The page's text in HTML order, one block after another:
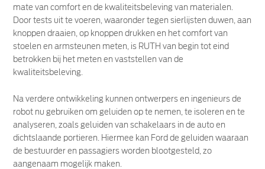
mate van comfort en de kwaliteitsbeleving van materialen.
Door tests uit te voeren, waaronder tegen sierlijsten duwen, aan
knoppen draaien, op knoppen drukken en het comfort van
stoelen en armsteunen meten, is RUTH van begin tot eind
betrokken bij het meten en vaststellen van de
kwaliteitsbeleving.
Na verdere ontwikkeling kunnen ontwerpers en ingenieurs de
robot nu gebruiken om geluiden op te nemen, te isoleren en te
analyseren, zoals geluiden van schakelaars in de auto en
dichtslaande portieren. Hiermee kan Ford de geluiden waaraan
de bestuurder en passagiers worden blootgesteld, zo
aangenaam mogelijk maken.